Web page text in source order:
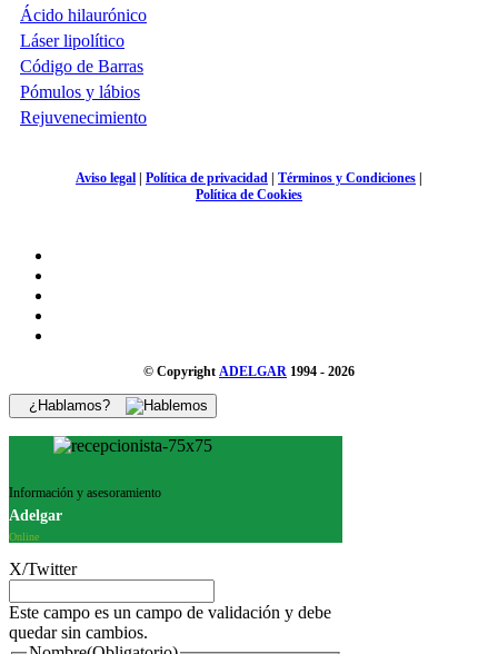
Ácido hilaurónico
Láser lipolítico
Código de Barras
Pómulos y lábios
Rejuvenecimiento
Aviso legal | Política de privacidad | Términos y Condiciones |
Política de Cookies
© Copyright ADELGAR 1994 - 2026
¿Hablamos?
Información y asesoramiento
Adelgar
Online
X/Twitter
Este campo es un campo de validación y debe
quedar sin cambios.